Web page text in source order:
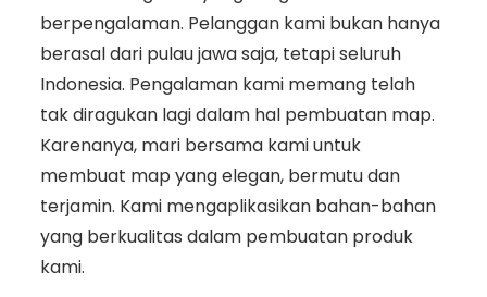
berpengalaman. Pelanggan kami bukan hanya
berasal dari pulau jawa saja, tetapi seluruh
Indonesia. Pengalaman kami memang telah
tak diragukan lagi dalam hal pembuatan map.
Karenanya, mari bersama kami untuk
membuat map yang elegan, bermutu dan
terjamin. Kami mengaplikasikan bahan-bahan
yang berkualitas dalam pembuatan produk
kami.